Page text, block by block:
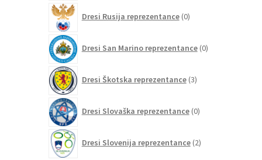
Dresi Rusija reprezentance 0izdelkov
Dresi San Marino reprezentance 0izdelkov
Dresi Škotska reprezentance 3izdelki
Dresi Slovaška reprezentance 0izdelkov
Dresi Slovenija reprezentance 2izdelka